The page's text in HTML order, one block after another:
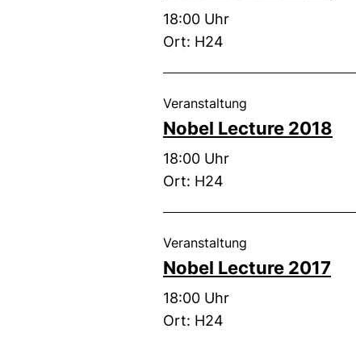
Zeit:
18:00 Uhr
Ort: H24
Nobel Lecture 2018
Veranstaltung
Zeit:
18:00 Uhr
Ort: H24
Nobel Lecture 2017
Veranstaltung
Zeit:
18:00 Uhr
Ort: H24